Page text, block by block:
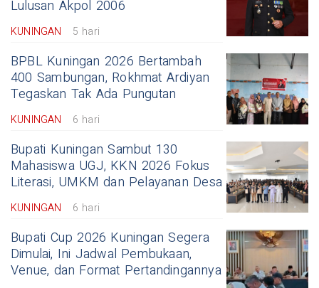
Lulusan Akpol 2006
KUNINGAN 5 hari
BPBL Kuningan 2026 Bertambah
400 Sambungan, Rokhmat Ardiyan
Tegaskan Tak Ada Pungutan
KUNINGAN 6 hari
Bupati Kuningan Sambut 130
Mahasiswa UGJ, KKN 2026 Fokus
Literasi, UMKM dan Pelayanan Desa
KUNINGAN 6 hari
Bupati Cup 2026 Kuningan Segera
Dimulai, Ini Jadwal Pembukaan,
Venue, dan Format Pertandingannya